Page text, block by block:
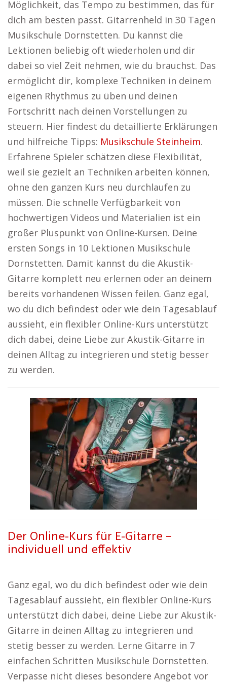
Möglichkeit, das Tempo zu bestimmen, das für
dich am besten passt. Gitarrenheld in 30 Tagen
Musikschule Dornstetten. Du kannst die
Lektionen beliebig oft wiederholen und dir
dabei so viel Zeit nehmen, wie du brauchst. Das
ermöglicht dir, komplexe Techniken in deinem
eigenen Rhythmus zu üben und deinen
Fortschritt nach deinen Vorstellungen zu
steuern. Hier findest du detaillierte Erklärungen
und hilfreiche Tipps: Musikschule Steinheim.
Erfahrene Spieler schätzen diese Flexibilität,
weil sie gezielt an Techniken arbeiten können,
ohne den ganzen Kurs neu durchlaufen zu
müssen. Die schnelle Verfügbarkeit von
hochwertigen Videos und Materialien ist ein
großer Pluspunkt von Online-Kursen. Deine
ersten Songs in 10 Lektionen Musikschule
Dornstetten. Damit kannst du die Akustik-
Gitarre komplett neu erlernen oder an deinem
bereits vorhandenen Wissen feilen. Ganz egal,
wo du dich befindest oder wie dein Tagesablauf
aussieht, ein flexibler Online-Kurs unterstützt
dich dabei, deine Liebe zur Akustik-Gitarre in
deinen Alltag zu integrieren und stetig besser
zu werden.
Der Online-Kurs für E-Gitarre –
individuell und effektiv
Ganz egal, wo du dich befindest oder wie dein
Tagesablauf aussieht, ein flexibler Online-Kurs
unterstützt dich dabei, deine Liebe zur Akustik-
Gitarre in deinen Alltag zu integrieren und
stetig besser zu werden. Lerne Gitarre in 7
einfachen Schritten Musikschule Dornstetten.
Verpasse nicht dieses besondere Angebot vor